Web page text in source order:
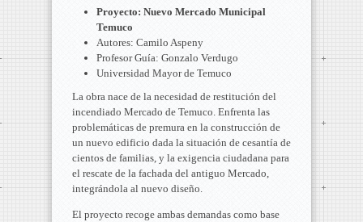
Proyecto: Nuevo Mercado Municipal
Temuco
Autores: Camilo Aspeny
Profesor Guía: Gonzalo Verdugo
Universidad Mayor de Temuco
La obra nace de la necesidad de restitución del
incendiado Mercado de Temuco. Enfrenta las
problemáticas de premura en la construcción de
un nuevo edificio dada la situación de cesantía de
cientos de familias, y la exigencia ciudadana para
el rescate de la fachada del antiguo Mercado,
integrándola al nuevo diseño.
El proyecto recoge ambas demandas como base